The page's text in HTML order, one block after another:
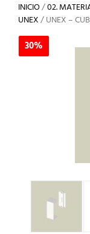
INICIO/02.
UNEX/ UNEX –
30%
30%